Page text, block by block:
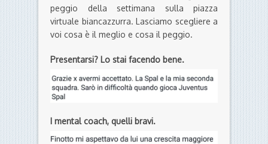
Con i social network chiunque può dire la
propria e questo è meraviglioso: tanto vale
allora raccogliere le perle più luccicante
parlano di SPAL. Se poi a farlo sono quei
assicurato. Quindi ecco a voi il meglio e il
peggio della settimana sulla piazza
voi cosa è il meglio e cosa il peggio.